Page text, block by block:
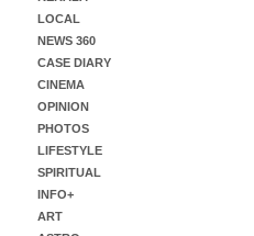
LOCAL
NEWS 360
CASE DIARY
CINEMA
OPINION
PHOTOS
LIFESTYLE
SPIRITUAL
INFO+
ART